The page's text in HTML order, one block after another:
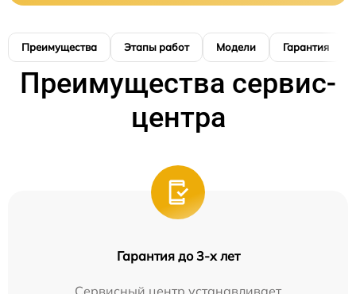
Преимущества Этапы работ Модели Гарантия
Преимущества сервис-
центра
Гарантия до 3-х лет